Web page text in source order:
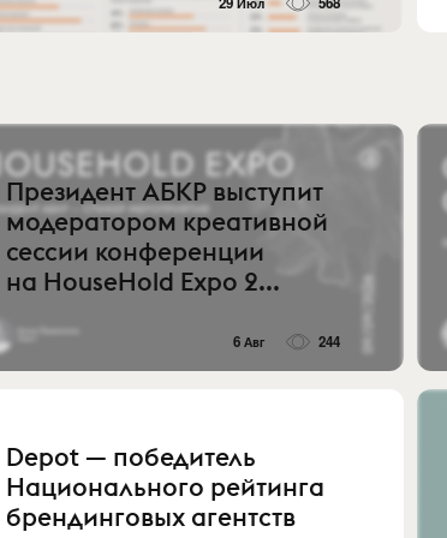
Президент АБКР выступит
модератором креативной
сессии конференции
на HouseHold Expo 2...
6 Авг 244
Depot — победитель
Национального рейтинга
брендинговых агентств